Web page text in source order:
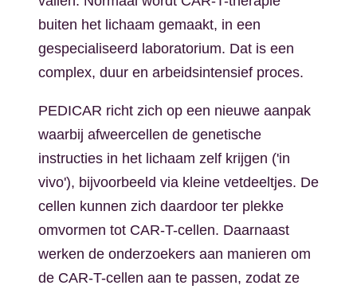
buiten het lichaam gemaakt, in een
gespecialiseerd laboratorium. Dat is een
complex, duur en arbeidsintensief proces.
PEDICAR richt zich op een nieuwe aanpak
waarbij afweercellen de genetische
instructies in het lichaam zelf krijgen ('in
vivo'), bijvoorbeeld via kleine vetdeeltjes. De
cellen kunnen zich daardoor ter plekke
omvormen tot CAR-T-cellen. Daarnaast
werken de onderzoekers aan manieren om
de CAR-T-cellen aan te passen, zodat ze